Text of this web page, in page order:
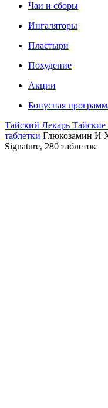
Чаи и сборы
Ингаляторы
Пластыри
Похудение
Акции
Бонусная
Тайский Лекарь Тайские
таблетки Глюкозамин И
Signature, 280 таблеток